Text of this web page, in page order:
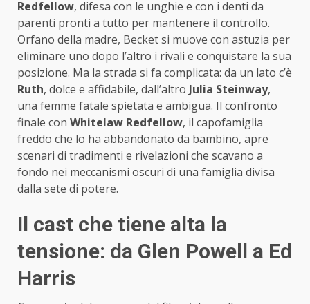
Redfellow, difesa con le unghie e con i denti da
parenti pronti a tutto per mantenere il controllo.
Orfano della madre, Becket si muove con astuzia per
eliminare uno dopo l’altro i rivali e conquistare la sua
posizione. Ma la strada si fa complicata: da un lato c’è
Ruth, dolce e affidabile, dall’altro Julia Steinway,
una femme fatale spietata e ambigua. Il confronto
finale con Whitelaw Redfellow, il capofamiglia
freddo che lo ha abbandonato da bambino, apre
scenari di tradimenti e rivelazioni che scavano a
fondo nei meccanismi oscuri di una famiglia divisa
dalla sete di potere.
Il cast che tiene alta la
tensione: da Glen Powell a Ed
Harris